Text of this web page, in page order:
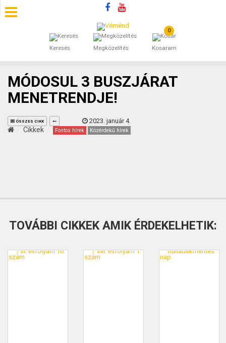
Keresés Megközelítés
0
Kosaram
SZÁLLÁSOK
ÁLTALÁNOS SZERZŐDÉSI FELTÉTELEK
KINCSES BARANYA VÉMÉND
MÓDOSUL 3 BUSZJÁRAT
MENETRENDJE!
ÖSSZES CIKK 2023. január 4.
Cikkek Fontos hírek Közérdekű hírek
TOVÁBBI CIKKEK AMIK ÉRDEKELHETIK: